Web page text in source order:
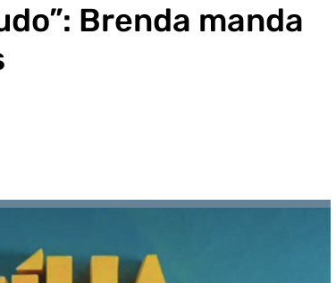
Brenda manda